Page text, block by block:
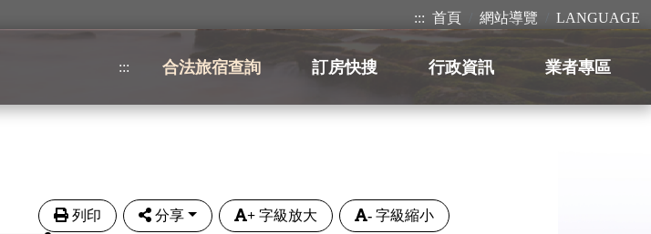
::: 首頁 網站導覽 LANGUAGE
::: 合法旅宿查詢 訂房快搜 行政資訊 業者專區
列印 分享 + 字級放大 - 字級縮小